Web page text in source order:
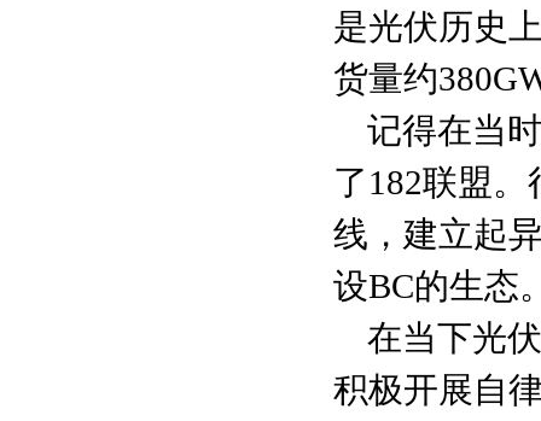
是光伏历史
货量约
记得在当
了182联盟
线，建立起
设BC的生态
在当下光
积极开展自